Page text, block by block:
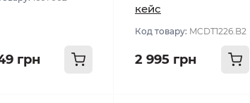
грн
кейс
Код товару: MCDT1226.B2
2 995 грн